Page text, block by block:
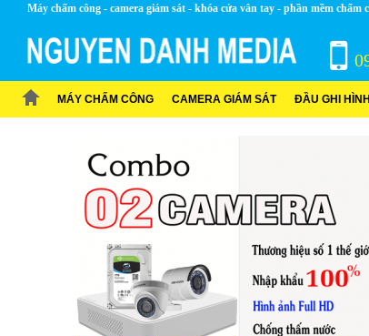
Máy chấm công - camera giám sát - khóa cửa vân tay - phần mềm chấm
MÁY CHẤM CÔNG CAMERA GIÁM SÁT ĐẦU GHI HÌNH